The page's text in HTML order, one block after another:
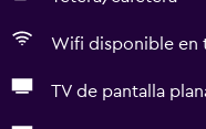
Wifi disponible en
TV de pantalla